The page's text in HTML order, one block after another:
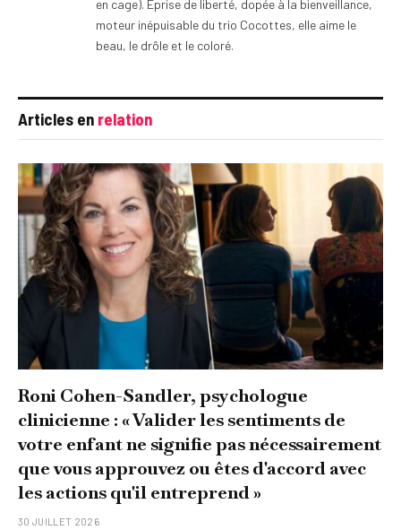
en cage). Éprise de liberté, dopée à la bienveillance,
moteur inépuisable du trio Cocottes, elle aime le
beau, le drôle et le coloré.
Articles en relation
Roni Cohen-Sandler, psychologue
clinicienne : « Valider les sentiments de
votre enfant ne signifie pas nécessairement
que vous approuvez ou êtes d'accord avec
les actions qu'il entreprend »
30 JUILLET 2026